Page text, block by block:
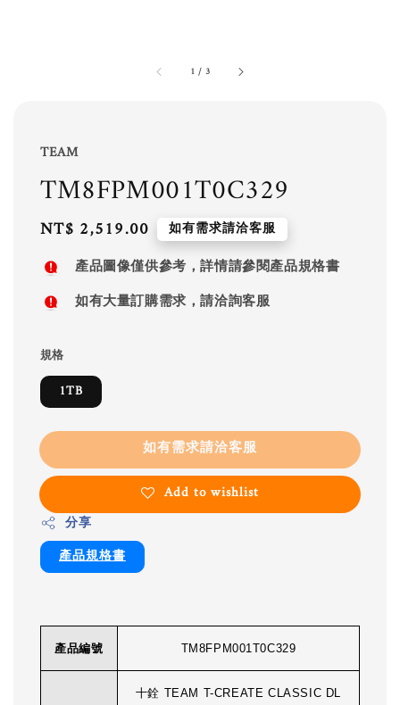
1 / 3
TEAM
TM8FPM001T0C329
Regular
price
NT$ 2,519.00 如有需求請洽客服
產品圖像僅供參考，詳情請參閱產品規格書
如有大量訂購需求，請洽詢客服
規格
1TB
如有需求請洽客服
Add to wishlist
分享
產品規格書
產品編號 TM8FPM001T0C329
十銓 TEAM T-CREATE CLASSIC DL